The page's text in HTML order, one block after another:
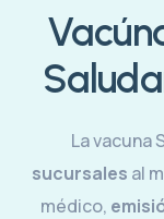
La vacuna
sucursales al
médico,